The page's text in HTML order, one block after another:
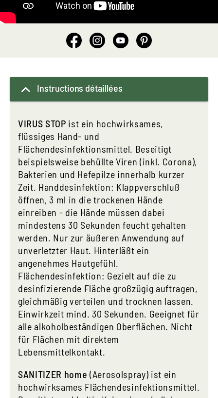
Instructions détaillées
VIRUS STOP ist ein hochwirksames,
flüssiges Hand- und
Flächendesinfektionsmittel. Beseitigt
beispielsweise behüllte Viren (inkl. Corona),
Bakterien und Hefepilze innerhalb kurzer
Zeit. Handdesinfektion: Klappverschluß
öffnen, 3 ml in die trockenen Hände
einreiben - die Hände müssen dabei
mindestens 30 Sekunden feucht gehalten
werden. Nur zur äußeren Anwendung auf
unverletzter Haut. Hinterläßt ein
angenehmes Hautgefühl.
Flächendesinfektion: Gezielt auf die zu
desinfizierende Fläche großzügig auftragen,
gleichmäßig verteilen und trocknen lassen.
Einwirkzeit mind. 30 Sekunden. Geeignet für
alle alkoholbeständigen Oberflächen. Nicht
für Flächen mit direktem
Lebensmittelkontakt.
SANITIZER home (Aerosolspray) ist ein
hochwirksames Flächendesinfektionsmittel.